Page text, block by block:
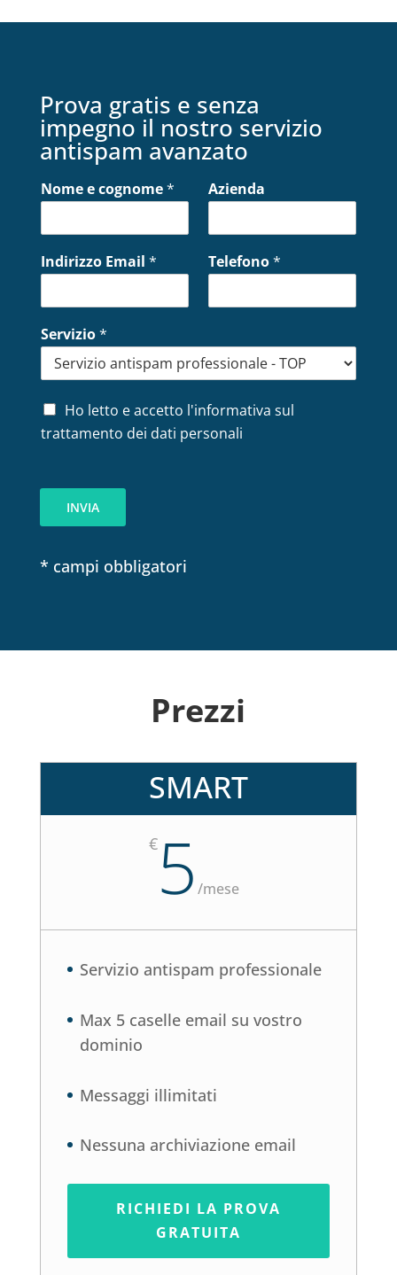
Prova gratis e senza
impegno il nostro servizio
antispam avanzato
Nome e cognome* Azienda
Indirizzo Email * Telefono*
Servizio*
P
i
c
*
Ho letto e accetto l'informativa sul
trattamento dei dati personali
INVIA
* campi obbligatori
Prezzi
SMART
€5/mese
Servizio antispam professionale
Max 5 caselle email su vostro
dominio
Messaggi illimitati
Nessuna archiviazione email
RICHIEDI LA PROVA
GRATUITA